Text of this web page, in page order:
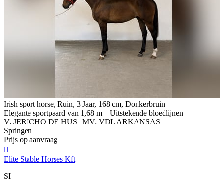
Irish sport horse, Ruin, 3 Jaar, 168 cm, Donkerbruin
Elegante sportpaard van 1,68 m – Uitstekende bloedlijnen
V: JERICHO DE HUS | MV: VDL ARKANSAS
Springen
Prijs op aanvraag

Elite Stable Horses Kft
SI